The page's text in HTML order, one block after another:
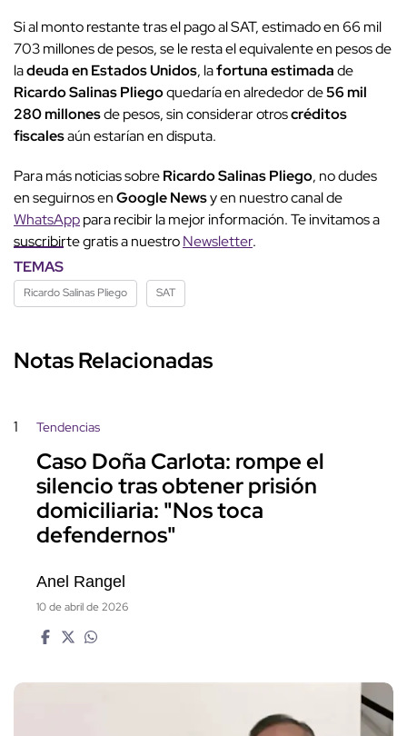
Si al monto restante tras el pago al SAT, estimado en 66 mil
703 millones de pesos, se le resta el equivalente en pesos de
ladeuda en Estados Unidos, lafortuna estimadade
Ricardo Salinas Pliegoquedaría en alrededor de56 mil
280 millonesde pesos, sin considerar otroscréditos
fiscalesaún estarían en disputa.
Para más noticias sobreRicardo Salinas Pliego, no dudes
en seguirnos enGoogle Newsy en nuestro canal de
WhatsApppara recibir la mejor información. Te invitamos a
suscribirte gratis a nuestroNewsletter.
TEMAS
Ricardo Salinas Pliego SAT
Notas Relacionadas
1 Tendencias
Caso Doña Carlota: rompe el
silencio tras obtener prisión
domiciliaria: "Nos toca
defendernos"
Anel Rangel
10 de abril de 2026